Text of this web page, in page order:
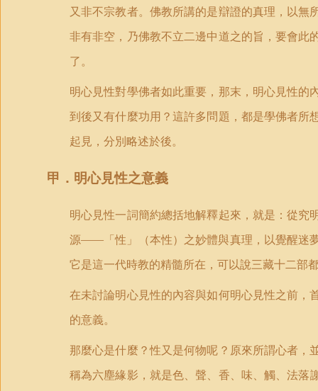
又非不宗教者。佛教所講的是辯證的真理，以
非有非空，乃佛教不立二邊中道之的旨，要會
了。
明心見性對學佛者如此重要，那末，明心見性
到後又有什麼功用？這許多問題，都是學佛者
起見，分別略述於後。
甲．明心見性之意義
明心見性一詞簡約總括地解釋起來，就是：從
源——「性」（本性）之妙體與真理，以覺醒迷
它是這一代時教的精髓所在，可以說三藏十二部
在未討論明心見性的內容與如何明心見性之前
的意義。
那麼心是什麼？性又是何物呢？原來所謂心者
稱為六塵緣影，就是色、聲、香、味、觸、法